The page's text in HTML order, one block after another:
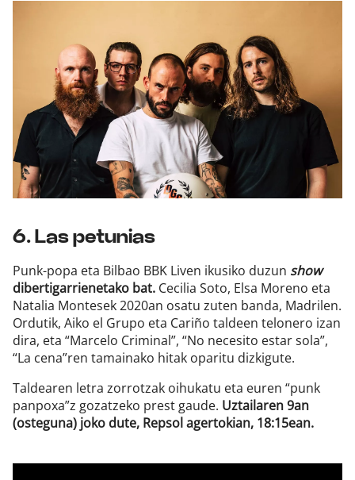
6. Las petunias
Punk-popa eta Bilbao BBK Liven ikusiko duzun show
dibertigarrienetako bat. Cecilia Soto, Elsa Moreno eta
Natalia Montesek 2020an osatu zuten banda, Madrilen.
Ordutik, Aiko el Grupo eta Cariño taldeen telonero izan
dira, eta “Marcelo Criminal”, “No necesito estar sola”,
“La cena”ren tamainako hitak oparitu dizkigute.
Taldearen letra zorrotzak oihukatu eta euren “punk
panpoxa”z gozatzeko prest gaude. Uztailaren 9an
(osteguna) joko dute, Repsol agertokian, 18:15ean.